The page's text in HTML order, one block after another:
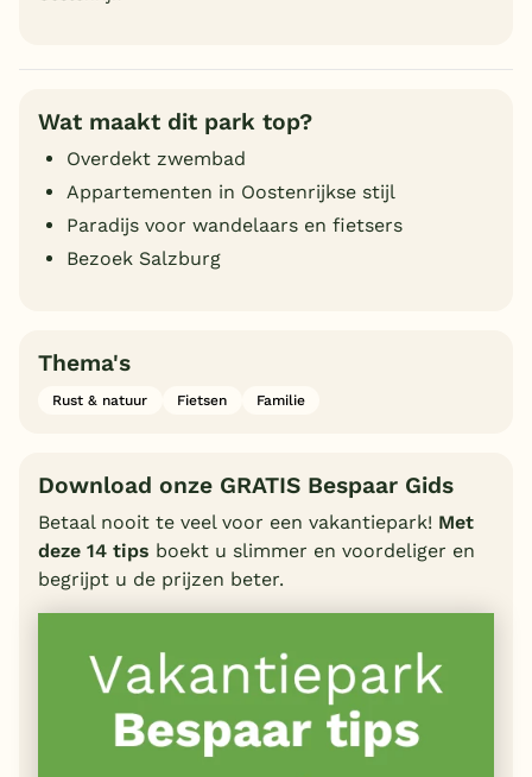
Wat maakt dit park top?
Overdekt zwembad
Appartementen in Oostenrijkse stijl
Paradijs voor wandelaars en fietsers
Bezoek Salzburg
Thema's
Rust & natuur Fietsen Familie
Download onze GRATIS Bespaar Gids
Betaal nooit te veel voor een vakantiepark! Met
deze 14 tips boekt u slimmer en voordeliger en
begrijpt u de prijzen beter.